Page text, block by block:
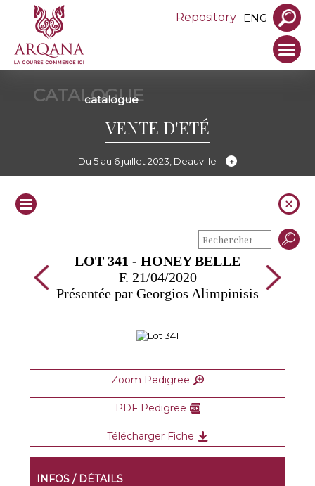
Repository ENG
CATALOGUE
catalogue
VENTE D'ETÉ
Du 5 au 6 juillet 2023, Deauville
LOT 341 - HONEY BELLE
F. 21/04/2020
Présentée par Georgios Alimpinisis
Zoom Pedigree
PDF Pedigree
Télécharger Fiche
INFOS / DÉTAILS